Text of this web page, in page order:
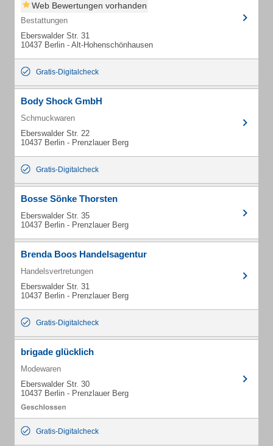
Web Bewertungen vorhanden
Bestattungen
Eberswalder Str. 31
10437 Berlin - Alt-Hohenschönhausen
Gratis-Digitalcheck
Body Shock GmbH
Schmuckwaren
Eberswalder Str. 22
10437 Berlin - Prenzlauer Berg
Gratis-Digitalcheck
Bosse Sönke Thorsten
Eberswalder Str. 35
10437 Berlin - Prenzlauer Berg
Brenda Boos Handelsagentur
Handelsvertretungen
Eberswalder Str. 31
10437 Berlin - Prenzlauer Berg
Gratis-Digitalcheck
brigade glücklich
Modewaren
Eberswalder Str. 30
10437 Berlin - Prenzlauer Berg
Gratis-Digitalcheck